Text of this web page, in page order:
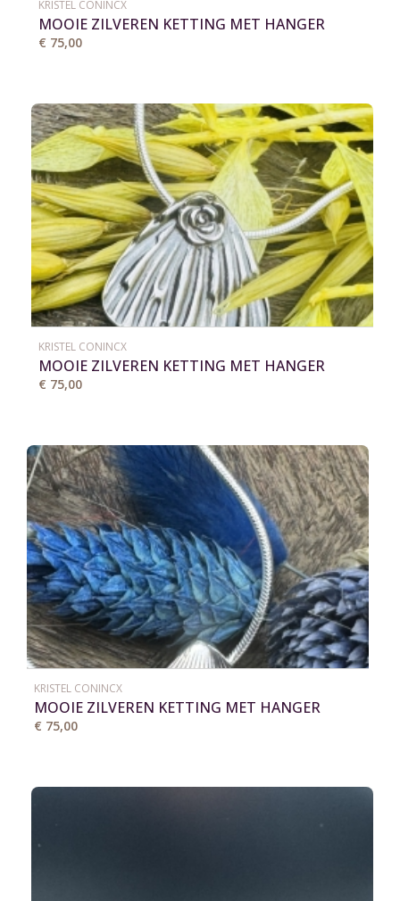
KRISTEL CONINCX
MOOIE ZILVEREN KETTING MET HANGER
€ 75,00
KRISTEL CONINCX
MOOIE ZILVEREN KETTING MET HANGER
€ 75,00
KRISTEL CONINCX
MOOIE ZILVEREN KETTING MET HANGER
€ 75,00